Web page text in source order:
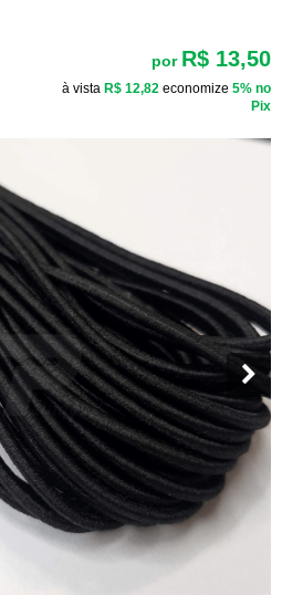
por R$ 13,50
à vista R$ 12,82 economize 5% no
Pix